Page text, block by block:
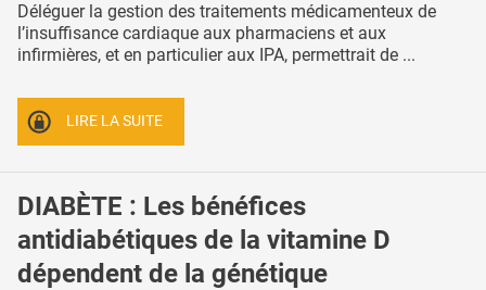
Déléguer la gestion des traitements médicamenteux de
l’insuffisance cardiaque aux pharmaciens et aux
infirmières, et en particulier aux IPA, permettrait de ...
LIRE LA SUITE
DIABÈTE : Les bénéfices
antidiabétiques de la vitamine D
dépendent de la génétique